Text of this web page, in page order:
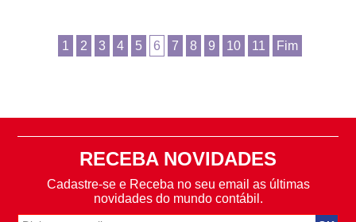
1 2 3 4 5 6 7 8 9 10 11 Fim
RECEBA NOVIDADES
Cadastre-se e Receba no seu email as últimas
novidades do mundo contábil.